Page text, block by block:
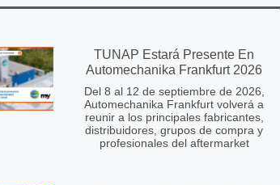
TUNAP Estará Presente En
Automechanika Frankfurt 2026
Del 8 al 12 de septiembre de 2026,
Automechanika Frankfurt volverá a
reunir a los principales fabricantes,
distribuidores, grupos de compra y
profesionales del aftermarket